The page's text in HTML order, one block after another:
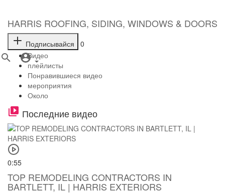
HARRIS ROOFING, SIDING, WINDOWS & DOORS
Подписывайся
0
Видео
плейлисты
Понравившиеся видео
мероприятия
Около
Последние видео
0:55
TOP REMODELING CONTRACTORS IN
BARTLETT, IL | HARRIS EXTERIORS